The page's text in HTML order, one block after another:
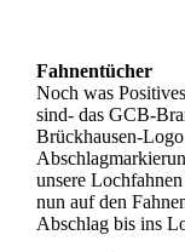
Fahnentücher
Noch was
sind- das GCB-
Brückhausen-
unsere
nun auf den
Abschlag bis ins